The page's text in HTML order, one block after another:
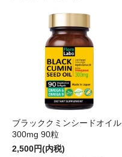
ブラッククミンシードオイル
300mg 90粒
2,500円(内税)